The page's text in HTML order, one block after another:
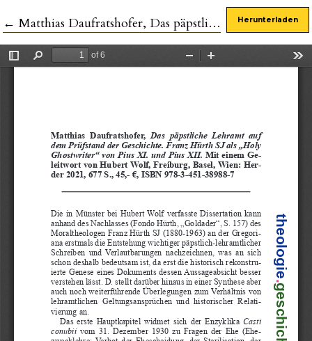
← Zu Artikeldetails zurückkehren
Matthias Daufratshofer, Das päpstliche Lehramt auf dem Prüfstand der Geschichte. Franz Hürth SJ als „Holy Ghostwriter“ von Pius XI. und Pius XII. Herunterladen